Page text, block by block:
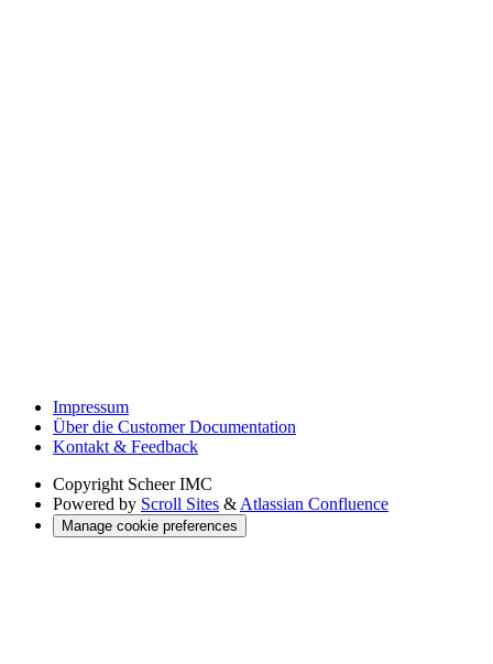
Impressum
Über die Customer Documentation
Kontakt & Feedback
Copyright Scheer IMC
Powered by Scroll Sites & Atlassian Confluence
Manage cookie preferences